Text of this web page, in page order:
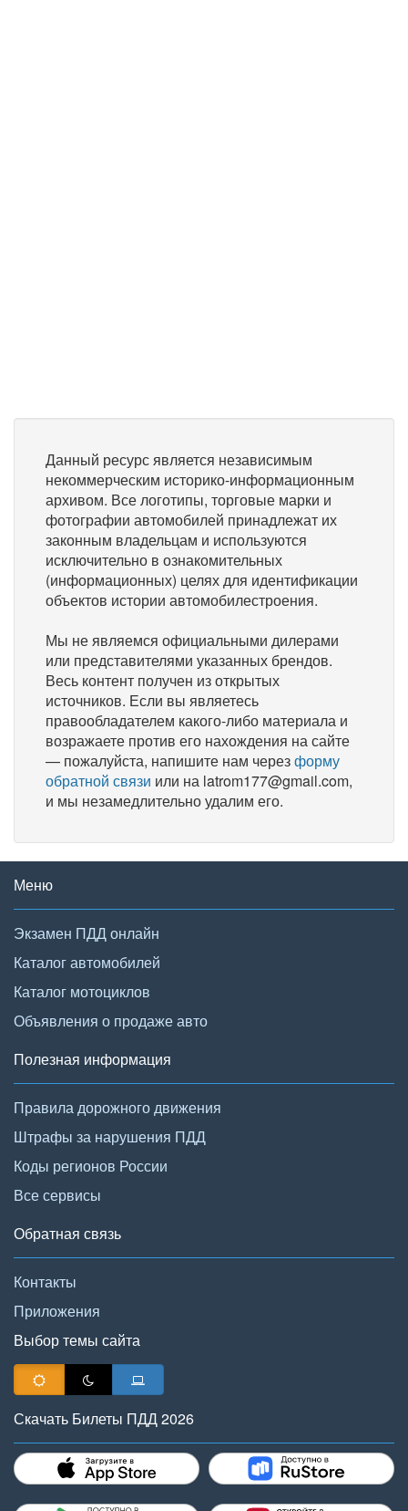
Данный ресурс является независимым
некоммерческим историко-информационным
архивом. Все логотипы, торговые марки и
фотографии автомобилей принадлежат их
законным владельцам и используются
исключительно в ознакомительных
(информационных) целях для идентификации
объектов истории автомобилестроения.
Мы не являемся официальными дилерами
или представителями указанных брендов.
Весь контент получен из открытых
источников. Если вы являетесь
правообладателем какого-либо материала и
возражаете против его нахождения на сайте
— пожалуйста, напишите нам черезформу
обратной связи или на latrom177@gmail.com,
и мы незамедлительно удалим его.
Меню
Экзамен ПДД онлайн
Каталог автомобилей
Каталог мотоциклов
Объявления о продаже авто
Полезная информация
Правила дорожного движения
Штрафы за нарушения ПДД
Коды регионов России
Все сервисы
Обратная связь
Контакты
Приложения
Выбор темы сайта
Скачать Билеты ПДД 2026